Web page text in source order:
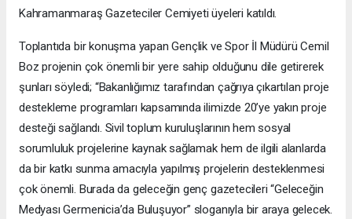
Kahramanmaraş Gazeteciler Cemiyeti üyeleri katıldı.
Toplantıda bir konuşma yapan Gençlik ve Spor İl Müdürü Cemil
Boz projenin çok önemli bir yere sahip olduğunu dile getirerek
şunları söyledi; “Bakanlığımız tarafından çağrıya çıkartılan proje
destekleme programları kapsamında ilimizde 20’ye yakın proje
desteği sağlandı. Sivil toplum kuruluşlarının hem sosyal
sorumluluk projelerine kaynak sağlamak hem de ilgili alanlarda
da bir katkı sunma amacıyla yapılmış projelerin desteklenmesi
çok önemli. Burada da geleceğin genç gazetecileri “Geleceğin
Medyası Germenicia’da Buluşuyor” sloganıyla bir araya gelecek.